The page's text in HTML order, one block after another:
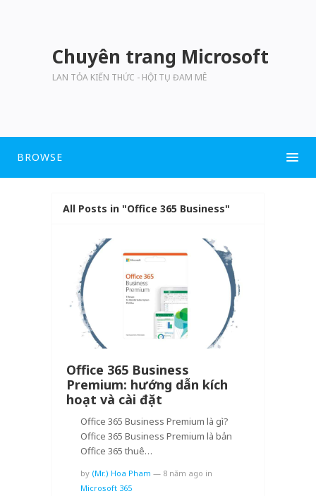
Chuyên trang Microsoft
LAN TỎA KIẾN THỨC - HỘI TỤ ĐAM MÊ
BROWSE
All Posts in "Office 365 Business"
Office 365 Business
Premium: hướng dẫn kích
hoạt và cài đặt
Office 365 Business Premium là gì?
Office 365 Business Premium là bản
Office 365 thuê…
by (Mr.) Hoa Pham — 8 năm ago in
Microsoft 365